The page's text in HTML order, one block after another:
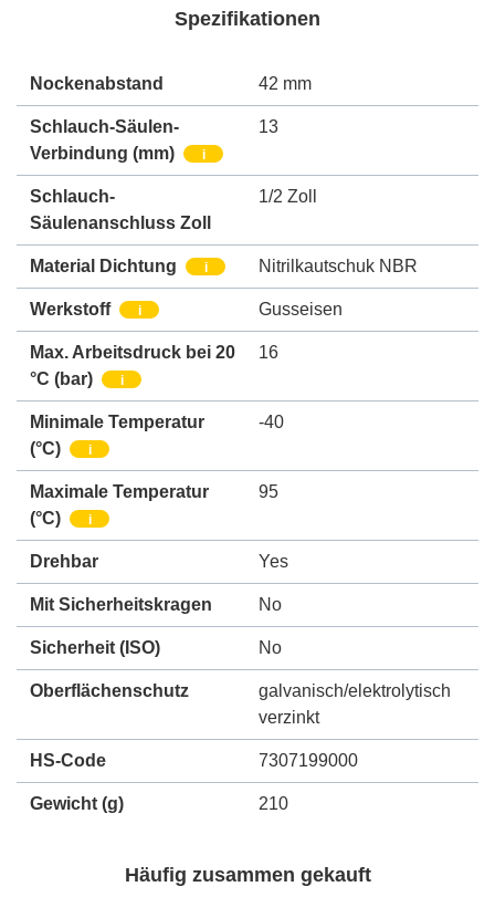
Spezifikationen
Nockenabstand 42 mm
Schlauch-Säulen-
Verbindung (mm) i
13
Schlauch-
Säulenanschluss Zoll
1/2 Zoll
Material Dichtung i Nitrilkautschuk NBR
Werkstoff i Gusseisen
Max. Arbeitsdruck bei 20
°C (bar) i
16
Minimale Temperatur
(°C)
i
-40
Maximale Temperatur
(°C)
i
95
Drehbar Yes
Mit Sicherheitskragen No
Sicherheit (ISO) No
Oberflächenschutz
galvanisch/elektrolytisch
verzinkt
HS-Code 7307199000
Gewicht (g) 210
Häufig zusammen gekauft